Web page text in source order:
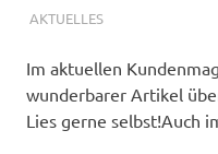
24. APRIL 2024
SIMONE SCHMIDT
AKTUELLES
Im aktuellen
wunderbarer Artikel
Lies gerne selbst!Auch